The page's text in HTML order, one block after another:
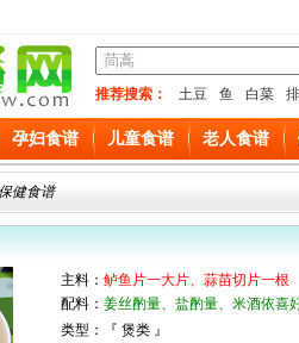
推荐搜索： 土豆 鱼 白菜
孕妇食谱 儿童食谱 老人食谱
保健食谱
主料： 鲈鱼片一大片、蒜苗切片一根
配料： 姜丝酌量、盐酌量、米酒依喜
类型：『 煲类 』